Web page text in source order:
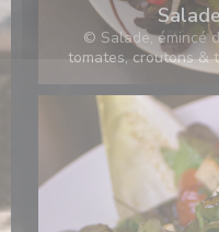
© Salade, émincé
tomates, croutons &